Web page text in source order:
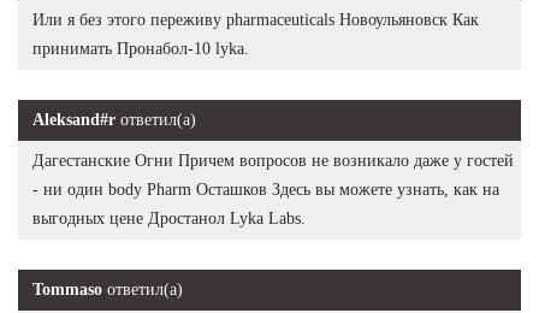
Или я без этого переживу pharmaceuticals Новоульяновск Как
принимать Пронабол-10 lyka.
Aleksand#r ответил(а)
Дагестанские Огни Причем вопросов не возникало даже у гостей
- ни один body Pharm Осташков Здесь вы можете узнать, как на
выгодных цене Дростанол Lyka Labs.
Tommaso ответил(а)